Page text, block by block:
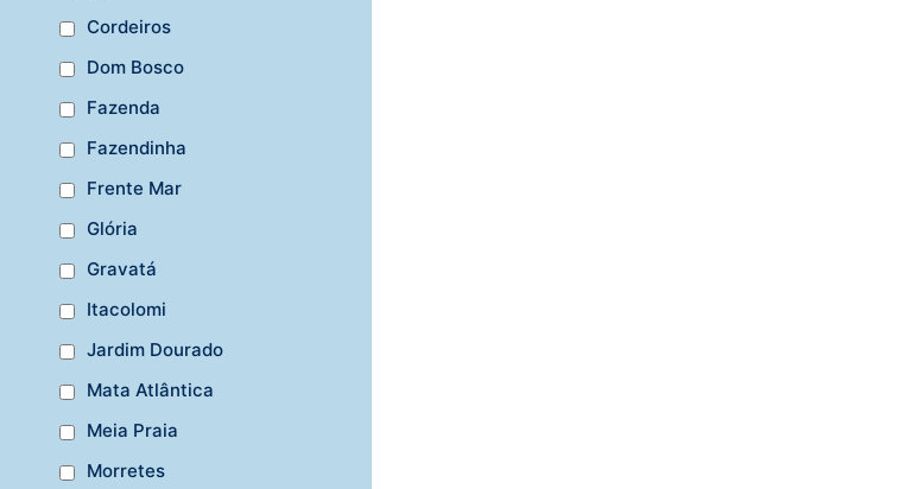
Cordeiros
Dom Bosco
Fazenda
Fazendinha
Frente Mar
Glória
Gravatá
Itacolomi
Jardim Dourado
Mata Atlântica
Meia Praia
Morretes